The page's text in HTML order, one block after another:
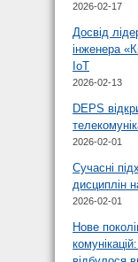
2026-02-17
Досвід
інженера
IoT
2026-02-13
DEPS
2026-02-01
Сучасні
дисциплін
2026-02-01
Нове